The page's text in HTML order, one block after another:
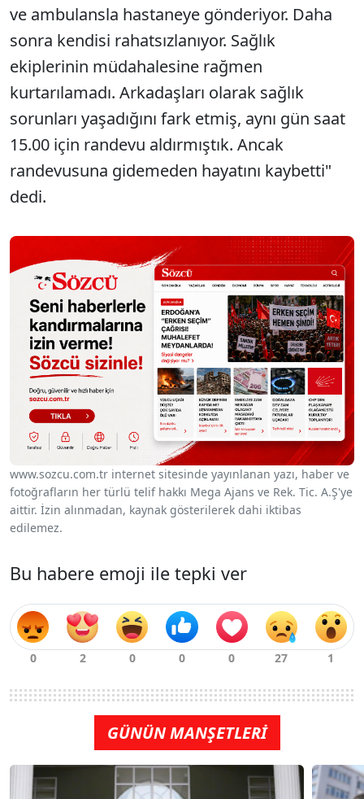
ve ambulansla hastaneye gönderiyor. Daha
sonra kendisi rahatsızlanıyor. Sağlık
ekiplerinin müdahalesine rağmen
kurtarılamadı. Arkadaşları olarak sağlık
sorunları yaşadığını fark etmiş, aynı gün saat
15.00 için randevu aldırmıştık. Ancak
randevusuna gidemeden hayatını kaybetti"
dedi.
www.sozcu.com.tr internet sitesinde yayınlanan yazı, haber ve
fotoğrafların her türlü telif hakkı Mega Ajans ve Rek. Tic. A.Ş'ye
aittir. İzin alınmadan, kaynak gösterilerek dahi iktibas
edilemez.
Bu habere emoji ile tepki ver
GÜNÜN MANŞETLERİ